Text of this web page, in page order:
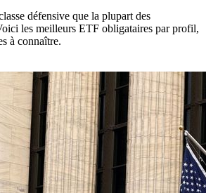
défensive que la plupart des
les meilleurs ETF obligataires par profil,
à connaître.